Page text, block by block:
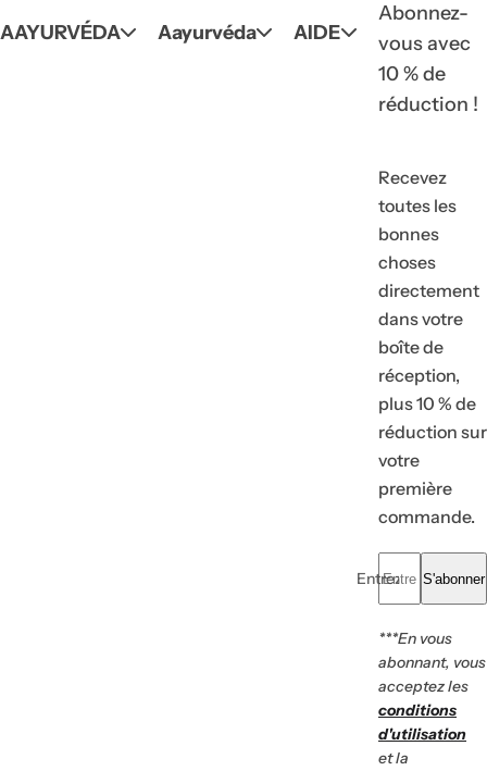
AAYURVÉDA Aayurvéda AIDE
Abonnez-
vous avec
10 % de
réduction !
Recevez
toutes les
bonnes
choses
directement
dans votre
boîte de
réception,
plus 10 % de
réduction sur
votre
première
commande.
Entrez votre e-
S'abonner
***En vous
abonnant, vous
acceptez les
conditions
d'utilisation
et la